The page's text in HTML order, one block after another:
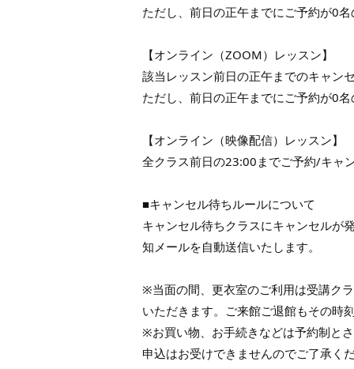
ただし、前日の正午までにご予約が0
【オンライン（ZOOM）レッスン】
該当レッスン前日の正午までのキャン
ただし、前日の正午までにご予約が0
【オンライン（映像配信）レッスン】
全クラス前日の23:00までご予約/キャ
■キャンセル待ちルールについて
キャンセル待ちクラスにキャンセルが
知メールを自動送信いたします。
※当面の間、更衣室のご利用は受講ク
いただきます。ご来館ご退館もその時
※お買い物、お手続きなどは予約制と
申込はお受けできませんのでご了承く